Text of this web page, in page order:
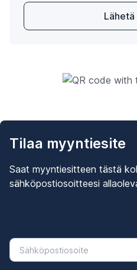
Tilaa myyntiesite
Saat myyntiesitteen tästä
sähköpostiosoitteesi